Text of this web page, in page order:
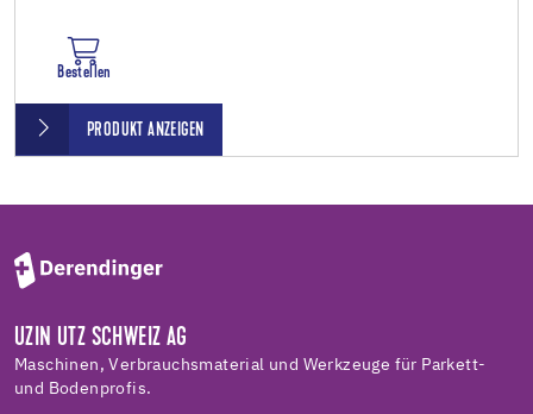
Bestellen
PRODUKT ANZEIGEN
UZIN UTZ SCHWEIZ AG
Maschinen, Verbrauchsmaterial und Werkzeuge für Parkett-
und Bodenprofis.